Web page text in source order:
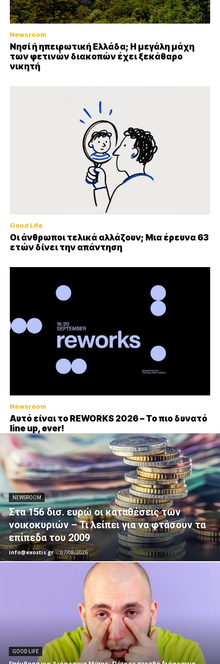
Newsroom
Νησί ή ηπειρωτική Ελλάδα; Η μεγάλη μάχη
των φετινών διακοπών έχει ξεκάθαρο
νικητή
Good Life
Οι άνθρωποι τελικά αλλάζουν; Μια έρευνα 63
ετών δίνει την απάντηση
Newsroom
Αυτό είναι το REWORKS 2026 – Το πιο δυνατό
line up, ever!
NEWSROOM
Στα 156 δισ. ευρώ οι καταθέσεις των
νοικοκυριών – Τι λείπει για να φτάσουν τα
επίπεδα του 2009
info@exostis.gr - 07/08/2026
GOOD LIFE